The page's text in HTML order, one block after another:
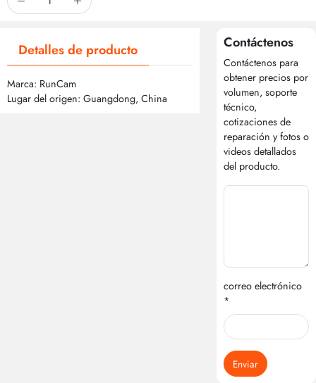
Detalles de producto
Marca: RunCam
Lugar del origen: Guangdong, China
Contáctenos
Contáctenos para
obtener precios por
volumen, soporte
técnico,
cotizaciones de
reparación y fotos o
videos detallados
del producto.
correo electrónico
*
Enviar